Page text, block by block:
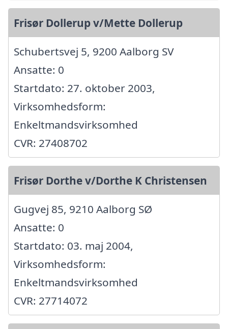
Frisør Dollerup v/Mette Dollerup
Schubertsvej 5, 9200 Aalborg SV
Ansatte: 0
Startdato: 27. oktober 2003,
Virksomhedsform:
Enkeltmandsvirksomhed
CVR: 27408702
Frisør Dorthe v/Dorthe K Christensen
Gugvej 85, 9210 Aalborg SØ
Ansatte: 0
Startdato: 03. maj 2004,
Virksomhedsform:
Enkeltmandsvirksomhed
CVR: 27714072